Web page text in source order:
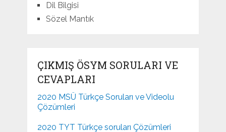
Dil Bilgisi
Sözel Mantık
ÇIKMIŞ ÖSYM SORULARI VE
CEVAPLARI
2020 MSÜ Türkçe Soruları ve Videolu
Çözümleri
2020 TYT Türkçe soruları Çözümleri